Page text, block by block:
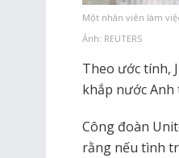
Một nhân viên làm
Ảnh: REUTERS
Theo ước tính,
khắp nước Anh
Công đoàn
rằng nếu tình